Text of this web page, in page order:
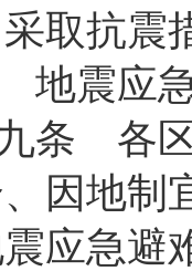
取抗震
地震应
条 各
因地制
应急避